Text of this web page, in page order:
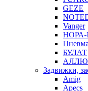
GEZE
Vanger
БУЛАТ
Задвижки,
Amig
Apecs